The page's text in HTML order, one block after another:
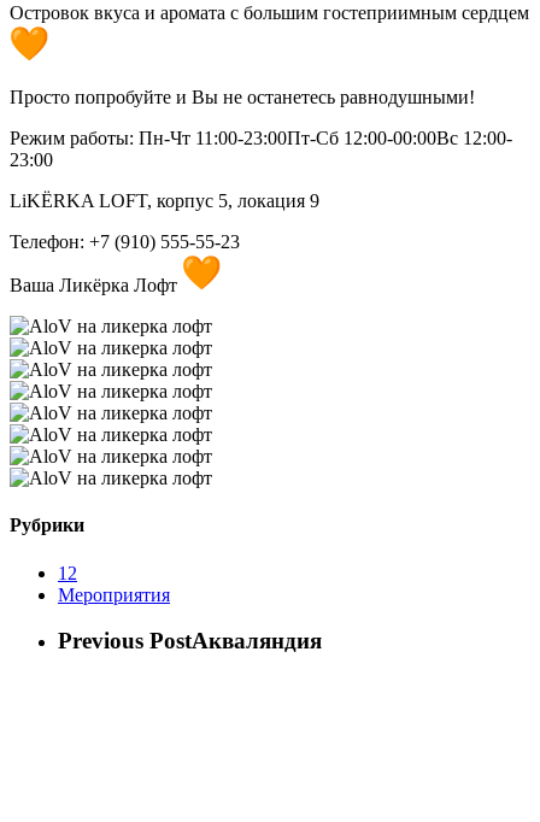
Островок вкуса и аромата с большим гостеприимным сердцем
Просто попробуйте и Вы не останетесь равнодушными!
Режим работы: Пн-Чт 11:00-23:00Пт-Сб 12:00-00:00Вс 12:00-
23:00
LiKЁRKA LOFT, корпус 5, локация 9
Телефон: +7 (910) 555-55-23
Ваша Ликёрка Лофт
Рубрики
12
Мероприятия
Previous PostАкваляндия